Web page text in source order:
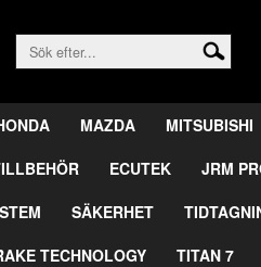
MAZDA MITSUBISHI
ECUTEK JRM
SÄKERHET
TECHNOLOGY
TITAN 7